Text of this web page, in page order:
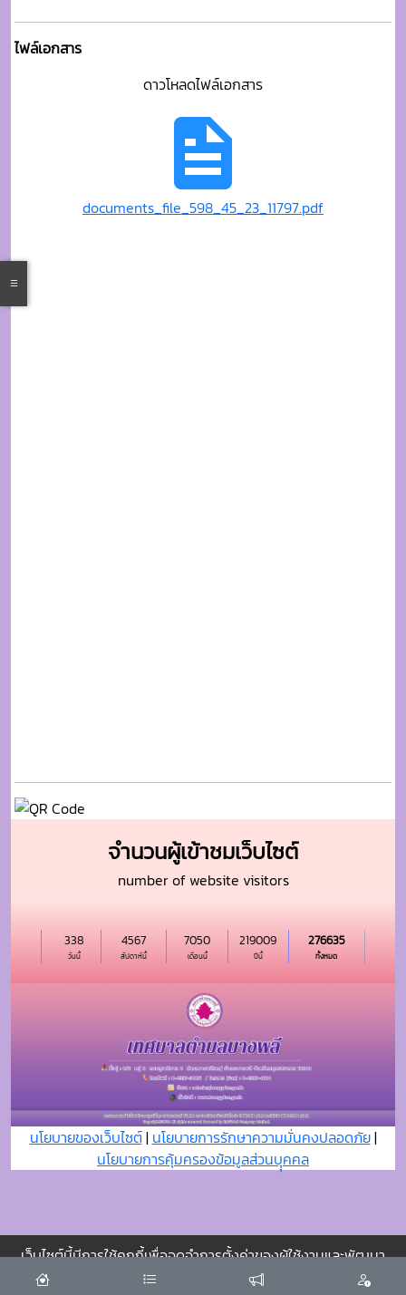
ไฟล์เอกสาร
ดาวโหลดไฟล์เอกสาร
documents_file_598_45_23_11797.pdf
จำนวนผู้เข้าชมเว็บไซต์
number of website visitors
วันนี้
338
สัปดาห์นี้
4567
เดือนนี้
7050
ปีนี้
219009
ทั้งหมด
276635
นโยบายของเว็บไซต์| นโยบายการรักษาความมั่นคงปลอดภัย|
นโยบายการคุ้มครองข้อมูลส่วนบุุคคล
เว็บไซต์นี้มีการใช้คุกกี้เพื่อจดจำการตั้งค่าของผู้ใช้งานและพัฒนา
ประสบการณ์การใช้งานของคุณให้ดียิ่งขึ้น